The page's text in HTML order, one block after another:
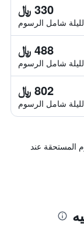
330 ﷼
شامل الرسوم
488 ﷼
شامل الرسوم
802 ﷼
شامل الرسوم
المستحقة عند